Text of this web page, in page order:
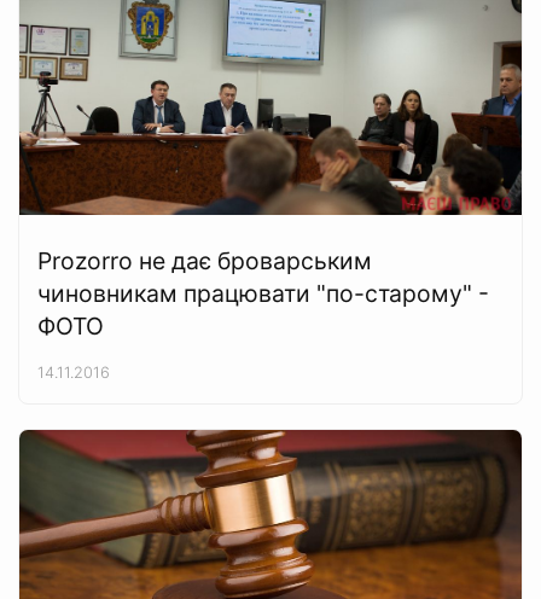
Prozorro не дає броварським
чиновникам працювати "по-старому" -
ФОТО
14.11.2016